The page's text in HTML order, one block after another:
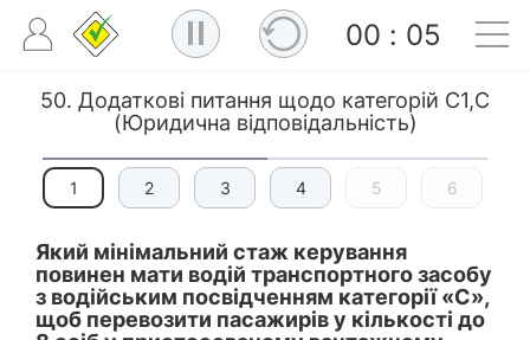
50. Додаткові питання щодо категорій C1,C
(Юридична відповідальність)
00 : 05
1 2 3 4 5 6
Який мінімальний стаж керування
повинен мати водій транспортного засобу
з водійським посвідченням категорії «С»,
щоб перевозити пасажирів у кількості до